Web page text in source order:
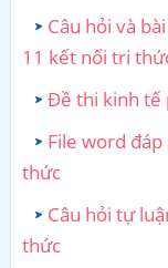
Câu hỏi và
11 kết nối tri
Đề thi kinh tế
File word
thức
Câu hỏi tự
thức